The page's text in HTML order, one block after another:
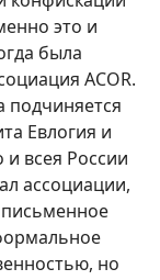
это и
была
ACOR.
подчиняется
Евлогия и
всея России
ассоциации,
но